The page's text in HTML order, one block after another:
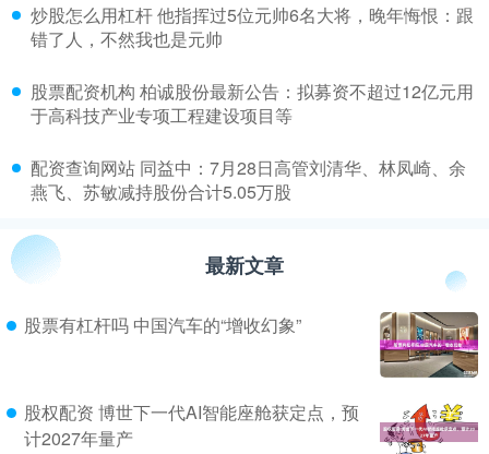
​炒股怎么用杠杆 他指挥过5位元帅6名大将，晚年悔恨：跟
错了人，不然我也是元帅
​股票配资机构 柏诚股份最新公告：拟募资不超过12亿元用
于高科技产业专项工程建设项目等
​配资查询网站 同益中：7月28日高管刘清华、林凤崎、余
燕飞、苏敏减持股份合计5.05万股
最新文章
股票有杠杆吗 中国汽车的“增收幻象”
股权配资 博世下一代AI智能座舱获定点，预
计2027年量产